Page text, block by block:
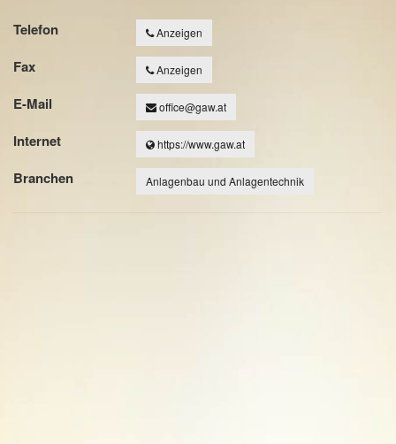
Telefon Anzeigen
Fax Anzeigen
E-Mail office@gaw.at
Internet https://www.gaw.at
Branchen Anlagenbau und Anlagentechnik